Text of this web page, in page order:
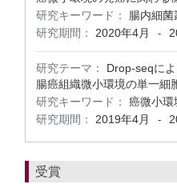
研究キーワード：
腸内細
研究期間：
2020年4月 -
研究テーマ：
Drop-seqに
腸癌組織微小環境の単一細
研究キーワード：
癌微小環
研究期間：
2019年4月 -
受賞